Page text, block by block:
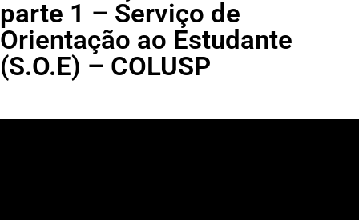
parte 1 – Serviço de
Orientação ao Estudante
(S.O.E) – COLUSP